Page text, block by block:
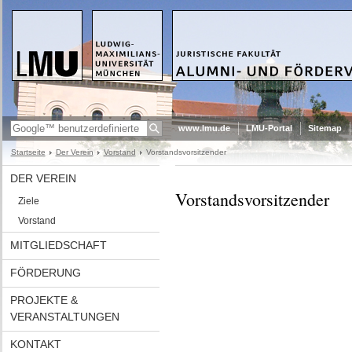
www.lmu.de LMU-Portal Sitemap
Startseite Der Verein Vorstand Vorstandsvorsitzender
DER VEREIN
Ziele
Vorstand
MITGLIEDSCHAFT
FÖRDERUNG
PROJEKTE &
VERANSTALTUNGEN
KONTAKT
Vorstandsvorsitzender